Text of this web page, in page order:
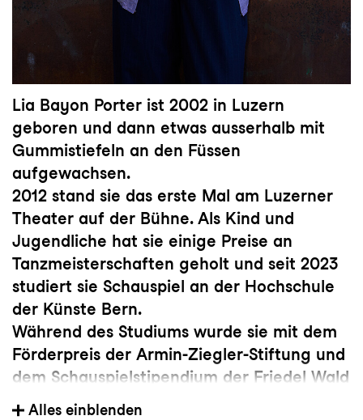
Lia Bayon Porter ist 2002 in Luzern
geboren und dann etwas ausserhalb mit
Gummistiefeln an den Füssen
aufgewachsen.
2012 stand sie das erste Mal am Luzerner
Theater auf der Bühne. Als Kind und
Jugendliche hat sie einige Preise an
Tanzmeisterschaften geholt und seit 2023
studiert sie Schauspiel an der Hochschule
der Künste Bern.
Während des Studiums wurde sie mit dem
Förderpreis der Armin-Ziegler-Stiftung und
dem Schauspielstipendium der Friedel Wald
Stiftung ausgezeichnet.
Alles einblenden